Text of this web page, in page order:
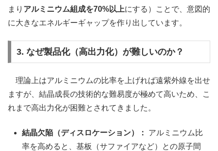
まり アルミニウム組成を70%以上にする）ことで、意図的
に大きなエネルギーギャップを作り出しています。
3. なぜ製品化（高出力化）が難しいのか？
理論上はアルミニウムの比率を上げれば遠紫外線を出せ
ますが、結晶成長の技術的な難易度が極めて高いため、こ
れまで高出力化が困難とされてきました。
結晶欠陥（ディスロケーション）：
アルミニウム比
率を高めると、基板（サファイアなど）との原子間